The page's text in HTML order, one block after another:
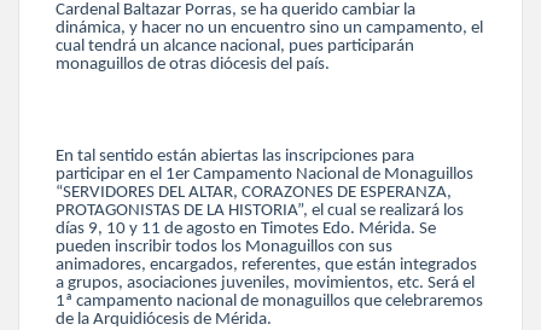
Cardenal Baltazar Porras, se ha querido cambiar la
dinámica, y hacer no un encuentro sino un campamento, el
cual tendrá un alcance nacional, pues participarán
monaguillos de otras diócesis del país.
En tal sentido están abiertas las inscripciones para
participar en el 1er Campamento Nacional de Monaguillos
“SERVIDORES DEL ALTAR, CORAZONES DE ESPERANZA,
PROTAGONISTAS DE LA HISTORIA”, el cual se realizará los
días 9, 10 y 11 de agosto en Timotes Edo. Mérida. Se
pueden inscribir todos los Monaguillos con sus
animadores, encargados, referentes, que están integrados
a grupos, asociaciones juveniles, movimientos, etc. Será el
1ª campamento nacional de monaguillos que celebraremos
de la Arquidiócesis de Mérida.